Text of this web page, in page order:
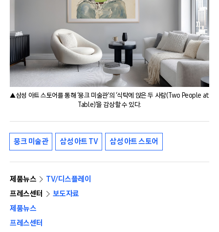
▲삼성 아트 스토어를 통해 ‘뭉크 미술관’의 ‘식탁에 앉은 두 사람(Two People at
Table)’을 감상할 수 있다.
뭉크 미술관 삼성 아트 TV 삼성 아트 스토어
제품뉴스
TV/디스플레이
프레스센터
보도자료
제품뉴스
프레스센터